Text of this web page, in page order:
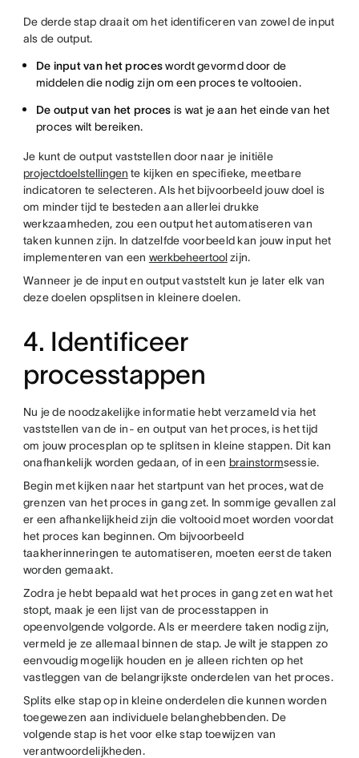
De derde stap draait om het identificeren van zowel de input
als de output.
De input van het proceswordt gevormd door de
middelen die nodig zijn om een proces te voltooien.
De output van het proces is wat je aan het einde van het
proces wilt bereiken.
Je kunt de output vaststellen door naar je initiële
projectdoelstellingen te kijken en specifieke, meetbare
indicatoren te selecteren. Als het bijvoorbeeld jouw doel is
om minder tijd te besteden aan allerlei drukke
werkzaamheden, zou een output het automatiseren van
taken kunnen zijn. In datzelfde voorbeeld kan jouw input het
implementeren van een werkbeheertoolzijn.
Wanneer je de input en output vaststelt kun je later elk van
deze doelen opsplitsen in kleinere doelen.
4. Identificeer
processtappen
Nu je de noodzakelijke informatie hebt verzameld via het
vaststellen van de in- en output van het proces, is het tijd
om jouw procesplan op te splitsen in kleine stappen. Dit kan
onafhankelijk worden gedaan, of in een brainstormsessie.
Begin met kijken naar het startpunt van het proces, wat de
grenzen van het proces in gang zet. In sommige gevallen zal
er een afhankelijkheid zijn die voltooid moet worden voordat
het proces kan beginnen. Om bijvoorbeeld
taakherinneringen te automatiseren, moeten eerst de taken
worden gemaakt.
Zodra je hebt bepaald wat het proces in gang zet en wat het
stopt, maak je een lijst van de processtappen in
opeenvolgende volgorde. Als er meerdere taken nodig zijn,
vermeld je ze allemaal binnen de stap. Je wilt je stappen zo
eenvoudig mogelijk houden en je alleen richten op het
vastleggen van de belangrijkste onderdelen van het proces.
Splits elke stap op in kleine onderdelen die kunnen worden
toegewezen aan individuele belanghebbenden. De
volgende stap is het voor elke stap toewijzen van
verantwoordelijkheden.